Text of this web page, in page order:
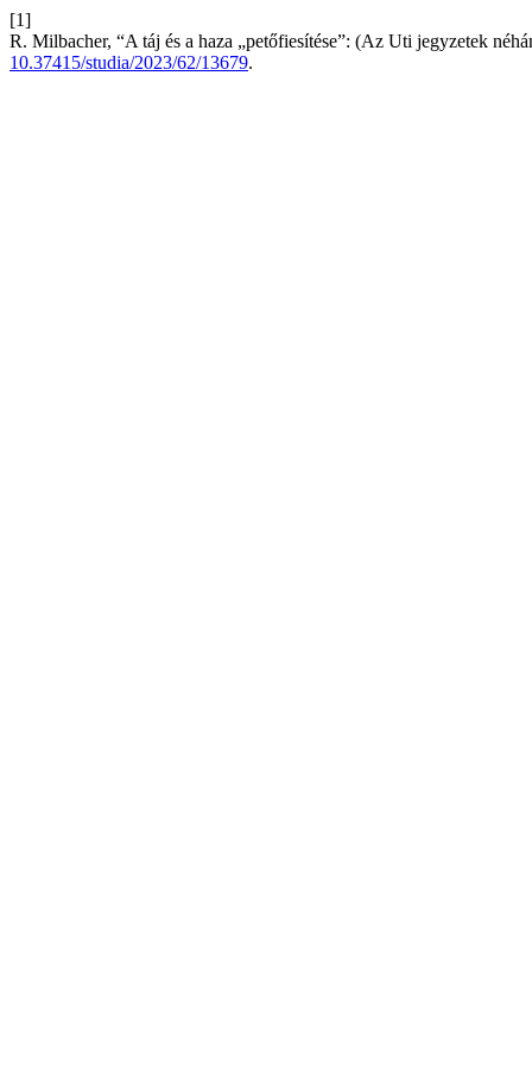
[1]
R. Milbacher, “A táj és a haza „petőfiesítése”: (Az Uti jegyzetek
10.37415/studia/2023/62/13679.